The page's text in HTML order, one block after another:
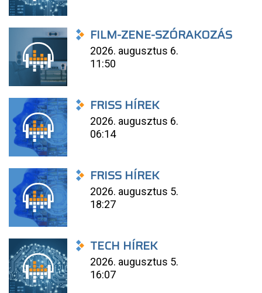
FILM-ZENE-SZÓRAKOZÁS
2026. augusztus 6.
11:50
FRISS HÍREK
2026. augusztus 6.
06:14
FRISS HÍREK
2026. augusztus 5.
18:27
TECH HÍREK
2026. augusztus 5.
16:07